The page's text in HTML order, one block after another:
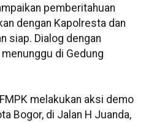
pemberitahuan
dengan Kapolresta dan
siap. Dialog dengan
di Gedung
melakukan aksi demo
Bogor, di Jalan H Juanda,